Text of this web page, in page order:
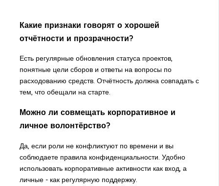
Какие признаки говорят о хорошей
отчётности и прозрачности?
Есть регулярные обновления статуса проектов,
понятные цели сборов и ответы на вопросы по
расходованию средств. Отчётность должна совпадать с
тем, что обещали на старте.
Можно ли совмещать корпоративное и
личное волонтёрство?
Да, если роли не конфликтуют по времени и вы
соблюдаете правила конфиденциальности. Удобно
использовать корпоративные активности как вход, а
личные - как регулярную поддержку.